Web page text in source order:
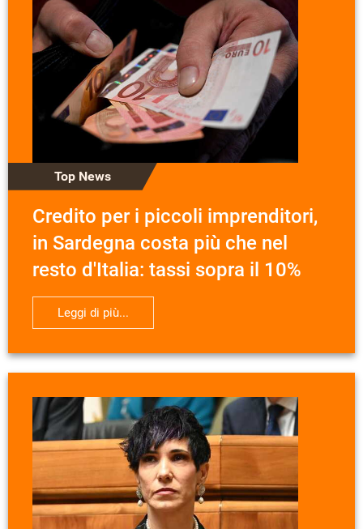
Top News
Credito per i piccoli imprenditori,
in Sardegna costa più che nel
resto d'Italia: tassi sopra il 10%
Leggi di più...